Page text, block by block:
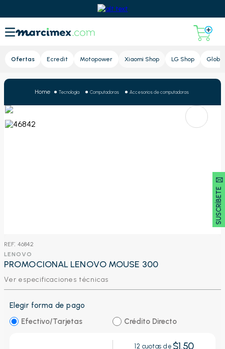
Ofertas Ecredit Motopower Xiaomi Shop LG Shop Global
SUSCRÍBETE 🖂
Tecnología Computadoras Accesorios de computadoras
: 46842
LENOVO
PROMOCIONAL LENOVO MOUSE 300
Ver especificaciones técnicas
Elegir forma de pago
Efectivo/Tarjetas
Crédito Directo
12 cuotas de $1.50